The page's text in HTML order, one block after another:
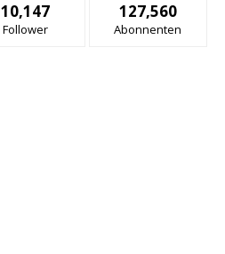
10,147
Follower
127,560
Abonnenten